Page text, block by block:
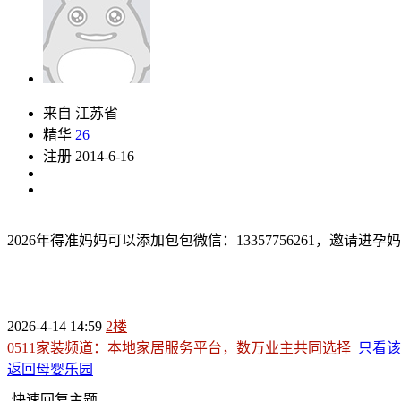
来自 江苏省
精华 26
注册 2014-6-16
2026年得准妈妈可以添加包包微信：13357756261，邀请进孕
2026-4-14 14:59 2楼
0511家装频道：本地家居服务平台，数万业主共同选择 只看
返回母婴乐园